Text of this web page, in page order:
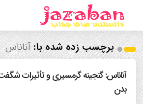
برچسب زده شده با:آناناس
آناناس: گنجینه گرمسیری و تأثیرات
بدن